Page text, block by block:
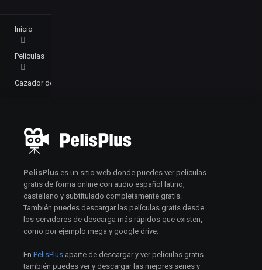
Inicio
Películas
Cazador de asesinos (2008)
PelisPlus es un sitio web donde puedes ver películas
gratis de forma online con audio español latino,
castellano y subtitulado completamente gratis.
También puedes descargar las películas gratis desde
los servidores de descarga más rápidos que existen,
como por ejemplo mega y google drive.
En PelisPlus aparte de descargar y ver películas gratis
también puedes ver y descargar las mejores series y